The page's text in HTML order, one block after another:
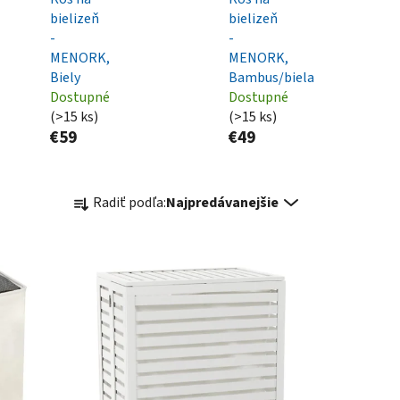
bielizeň
-
MENORK,
Biely
Dostupné
(>15 ks)
€59
bielizeň
-
MENORK,
Bambus/biela
Dostupné
(>15 ks)
€49
a Radiť podľa:Najpredávanejšie